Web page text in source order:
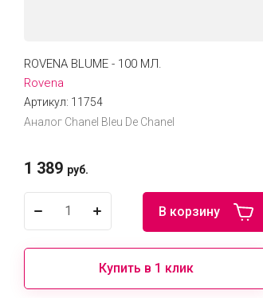
ROVENA BLUME - 100 МЛ.
Rovena
Артикул: 11754
Аналог Chanel Bleu De Chanel
1 389 руб.
В корзину
Купить в 1 клик